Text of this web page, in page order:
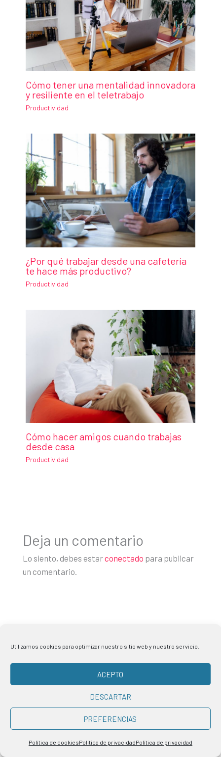
Utilizamos cookies para optimizar nuestro sitio web y nuestro servicio.
ACEPTO
DESCARTAR
PREFERENCIAS
Política de cookiesPolítica de privacidadPolítica de privacidad
Cómo tener una mentalidad innovadora
y resiliente en el teletrabajo
Productividad
¿Por qué trabajar desde una cafetería
te hace más productivo?
Productividad
Cómo hacer amigos cuando trabajas
desde casa
Productividad
Deja un comentario
Lo siento, debes estarconectado para publicar
un comentario.
Últimos artículos